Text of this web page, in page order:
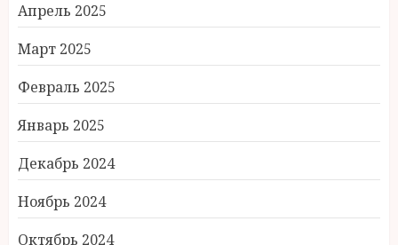
Апрель 2025
Март 2025
Февраль 2025
Январь 2025
Декабрь 2024
Ноябрь 2024
Октябрь 2024